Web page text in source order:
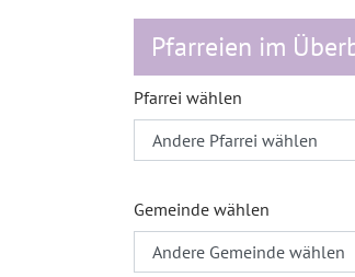
Pfarreien im
Pfarrei wählen
Gemeinde wählen